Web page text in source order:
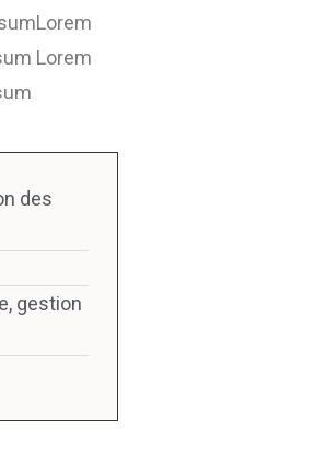
Lorem
des
gestion